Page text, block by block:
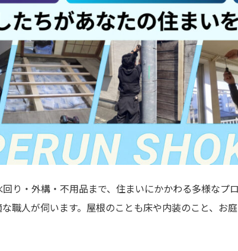
り・外構・不用品まで、住まいにかかわる多様なプ
職人が伺います。屋根のことも床や内装のこと、お